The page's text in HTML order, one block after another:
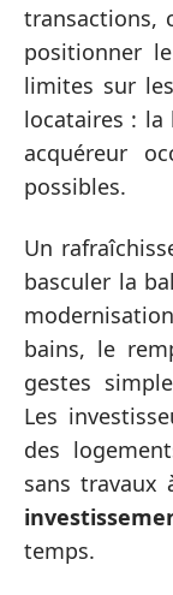
transactions,
positionner
limites sur
locataires :
acquéreur
possibles.
Un
basculer la
bains, le
gestes
Les
des
sans travaux
temps.